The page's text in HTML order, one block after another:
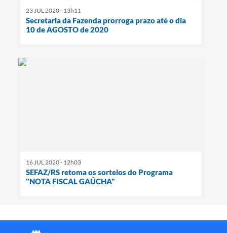
23 JUL 2020 - 13h11
Secretaria da Fazenda prorroga prazo até o dia
10 de AGOSTO de 2020
16 JUL 2020 - 12h03
SEFAZ/RS retoma os sorteios do Programa
"NOTA FISCAL GAÚCHA"